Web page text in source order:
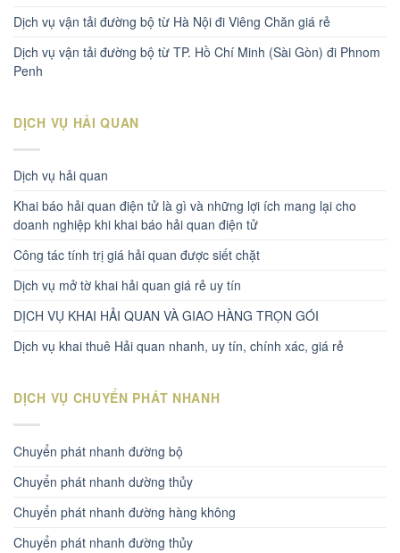
Dịch vụ vận tải đường bộ từ Hà Nội đi Viêng Chăn giá rẻ
Dịch vụ vận tải đường bộ từ TP. Hồ Chí Minh (Sài Gòn) đi Phnom
Penh
DỊCH VỤ HẢI QUAN
Dịch vụ hải quan
Khai báo hải quan điện tử là gì và những lợi ích mang lại cho
doanh nghiệp khi khai báo hải quan điện tử
Công tác tính trị giá hải quan được siết chặt
Dịch vụ mở tờ khai hải quan giá rẻ uy tín
DỊCH VỤ KHAI HẢI QUAN VÀ GIAO HÀNG TRỌN GÓI
Dịch vụ khai thuê Hải quan nhanh, uy tín, chính xác, giá rẻ
DỊCH VỤ CHUYỂN PHÁT NHANH
Chuyển phát nhanh đường bộ
Chuyển phát nhanh dường thủy
Chuyển phát nhanh đường hàng không
Chuyển phát nhanh đường thủy